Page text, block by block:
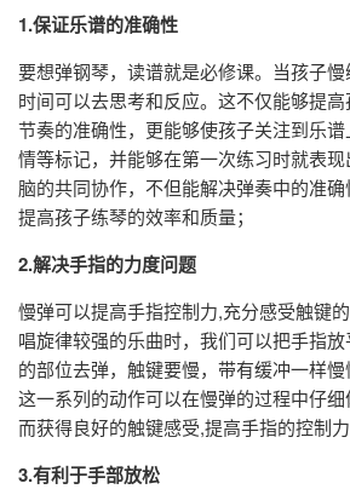
1.保证乐谱的准确性
要想弹钢琴，读谱就是必修课。当孩子
时间可以去思考和反应。这不仅能够提
节奏的准确性，更能够使孩子关注到乐
情等标记，并能够在第一次练习时就表现
脑的共同协作，不但能解决弹奏中的准
提高孩子练琴的效率和质量；
2.解决手指的力度问题
慢弹可以提高手指控制力,充分感受触键
唱旋律较强的乐曲时，我们可以把手指
的部位去弹，触键要慢，带有缓冲一样慢
这一系列的动作可以在慢弹的过程中仔
而获得良好的触键感受,提高手指的控制力
3.有利于手部放松